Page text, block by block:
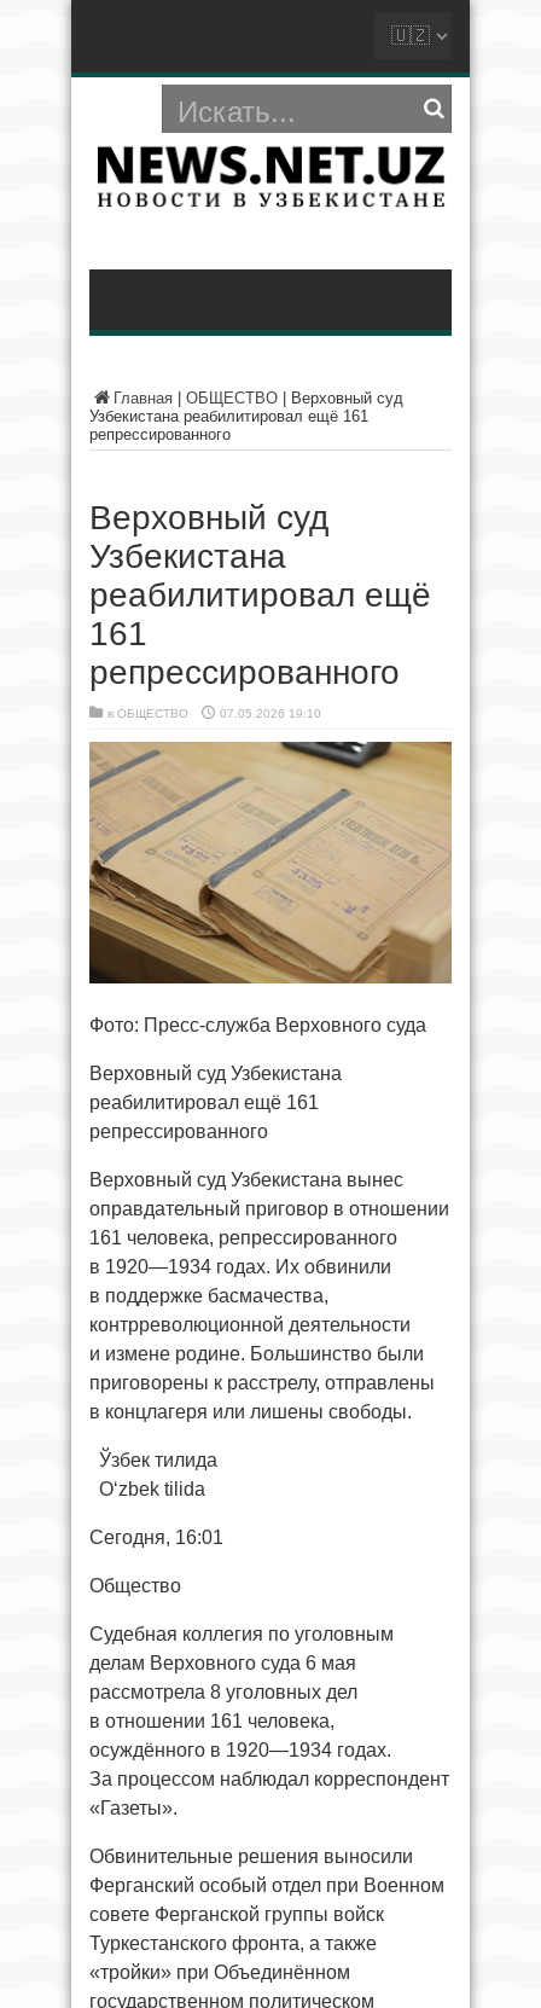
Главная ОБЩЕСТВО
Верховный суд
Узбекистана реабилитировал ещё 161
репрессированного
Верховный суд
Узбекистана
реабилитировал ещё
161
репрессированного
в ОБЩЕСТВО 07.05.2026 19:10
Фото: Пресс-служба Верховного суда
Верховный суд Узбекистана
реабилитировал ещё 161
репрессированного
Верховный суд Узбекистана вынес
оправдательный приговор в отношении
161 человека, репрессированного
в 1920—1934 годах. Их обвинили
в поддержке басмачества,
контрреволюционной деятельности
и измене родине. Большинство были
приговорены к расстрелу, отправлены
в концлагеря или лишены свободы.
Ўзбек тилида
O‘zbek tilida
Сегодня, 16:01
Общество
Судебная коллегия по уголовным
делам Верховного суда 6 мая
рассмотрела 8 уголовных дел
в отношении 161 человека,
осуждённого в 1920—1934 годах.
За процессом наблюдал корреспондент
«Газеты».
Обвинительные решения выносили
Ферганский особый отдел при Военном
совете Ферганской группы войск
Туркестанского фронта, а также
«тройки» при Объединённом
государственном политическом